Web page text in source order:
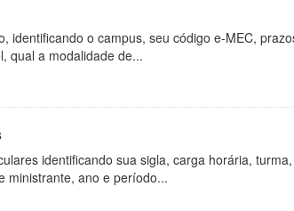
identificando o campus, seu código e-MEC,
qual a modalidade de...
identificando sua sigla, carga horária,
ministrante, ano e período...